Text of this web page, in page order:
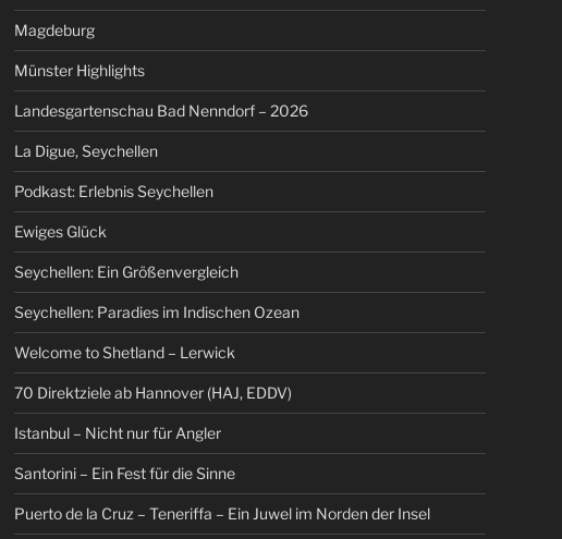
Magdeburg
Münster Highlights
Landesgartenschau Bad Nenndorf – 2026
La Digue, Seychellen
Podkast: Erlebnis Seychellen
Ewiges Glück
Seychellen: Ein Größenvergleich
Seychellen: Paradies im Indischen Ozean
Welcome to Shetland – Lerwick
70 Direktziele ab Hannover (HAJ, EDDV)
Istanbul – Nicht nur für Angler
Santorini – Ein Fest für die Sinne
Puerto de la Cruz – Teneriffa – Ein Juwel im Norden der Insel